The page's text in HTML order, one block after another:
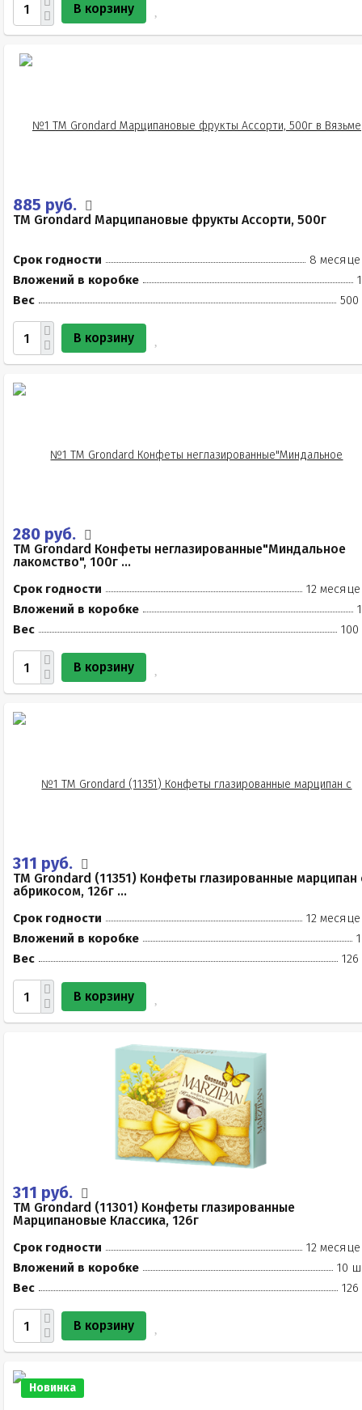
В корзину
885 руб.
TM Grondard Марципановые фрукты Ассорти, 500г
Срок годности
8
Вложений в коробке
Вес
500
В корзину
280 руб.
TM Grondard Конфеты неглазированные"Миндальное
лакомство", 100г ...
Срок годности
12
Вложений в коробке
Вес
100
В корзину
311 руб.
TM Grondard (11351) Конфеты глазированные марципан
абрикосом, 126г ...
Срок годности
12
Вложений в коробке
Вес
126
В корзину
311 руб.
TM Grondard (11301) Конфеты глазированные
Марципановые Классика, 126г
Срок годности
12
Вложений в коробке
10
Вес
126
В корзину
Новинка